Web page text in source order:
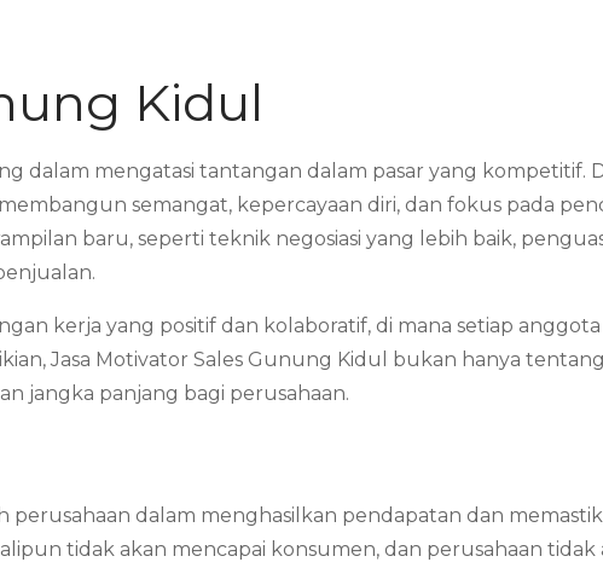
Kidul
dalam mengatasi tantangan dalam pasar yang kompetitif.
semangat, kepercayaan diri, dan fokus pada
baru, seperti teknik negosiasi yang lebih baik,
kerja yang positif dan kolaboratif, di mana setiap
Jasa Motivator Sales Gunung Kidul bukan hanya
jangka panjang bagi perusahaan.
dalam menghasilkan pendapatan dan
tidak akan mencapai konsumen, dan perusahaan